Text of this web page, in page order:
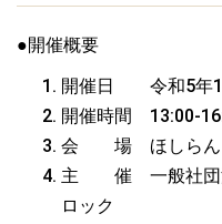
●開催概要
開催日 令和5年11
開催時間 13:00-
会 場 ほしらんど
主 催 一般社団法
ロック